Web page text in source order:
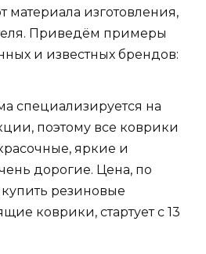
материала изготовления,
Приведём примеры
и известных брендов:
специализируется на
поэтому все коврики
яркие и
дорогие. Цена, по
резиновые
коврики, стартует с 13